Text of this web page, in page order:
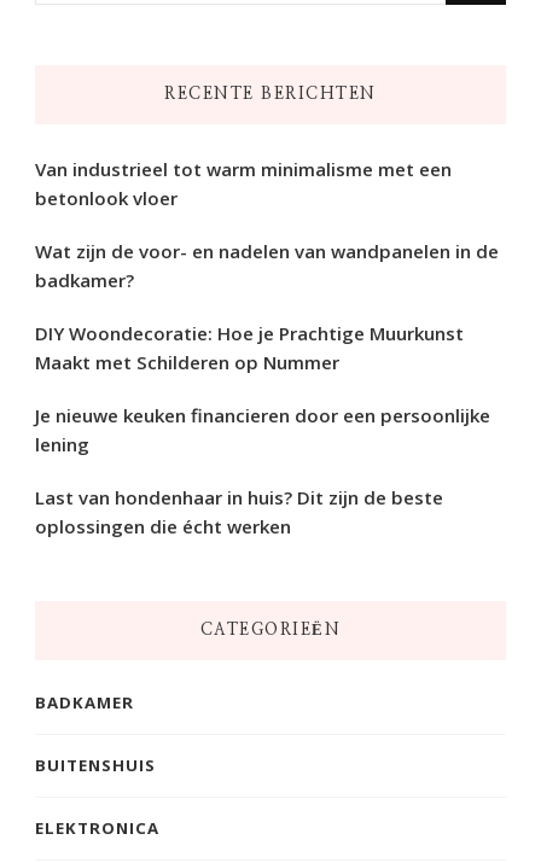
RECENTE BERICHTEN
Van industrieel tot warm minimalisme met een
betonlook vloer
Wat zijn de voor- en nadelen van wandpanelen in de
badkamer?
DIY Woondecoratie: Hoe je Prachtige Muurkunst
Maakt met Schilderen op Nummer
Je nieuwe keuken financieren door een persoonlijke
lening
Last van hondenhaar in huis? Dit zijn de beste
oplossingen die écht werken
CATEGORIEËN
BADKAMER
BUITENSHUIS
ELEKTRONICA